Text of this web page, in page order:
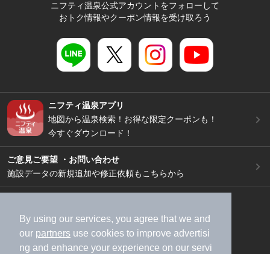
By using our services, you agree that we and
our partners use cookies to improve advertisi
ng and enhance your experience on our servi
ニフティ温泉公式アカウントをフォローして
おトク情報やクーポン情報を受け取ろう
ニフティ温泉アプリ
地図から温泉検索！お得な限定クーポンも！
今すぐダウンロード！
ご意見ご要望 ・お問い合わせ
施設データの新規追加や修正依頼もこちらから
加盟店募集（資料請求）
広告出稿のご案内
利用規約
ライフスタイルMEMBERS+規約
特定商取引法に基づく表記
ヘルプ 採用情報